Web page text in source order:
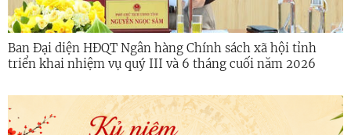
Ban Đại diện HĐQT Ngân hàng Chính sách xã hội tỉnh
triển khai nhiệm vụ quý III và 6 tháng cuối năm 2026